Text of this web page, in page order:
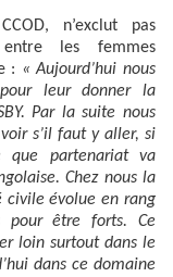
n’exclut pas
entre les femmes
: « Aujourd’hui nous
leur donner la
Par la suite nous
s’il faut y aller, si
que partenariat va
Chez nous la
civile évolue en rang
pour être forts. Ce
loin surtout dans le
dans ce domaine